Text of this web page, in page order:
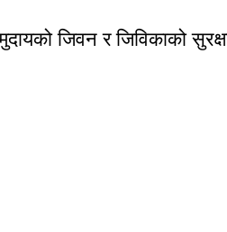
जिवन र जिविकाको